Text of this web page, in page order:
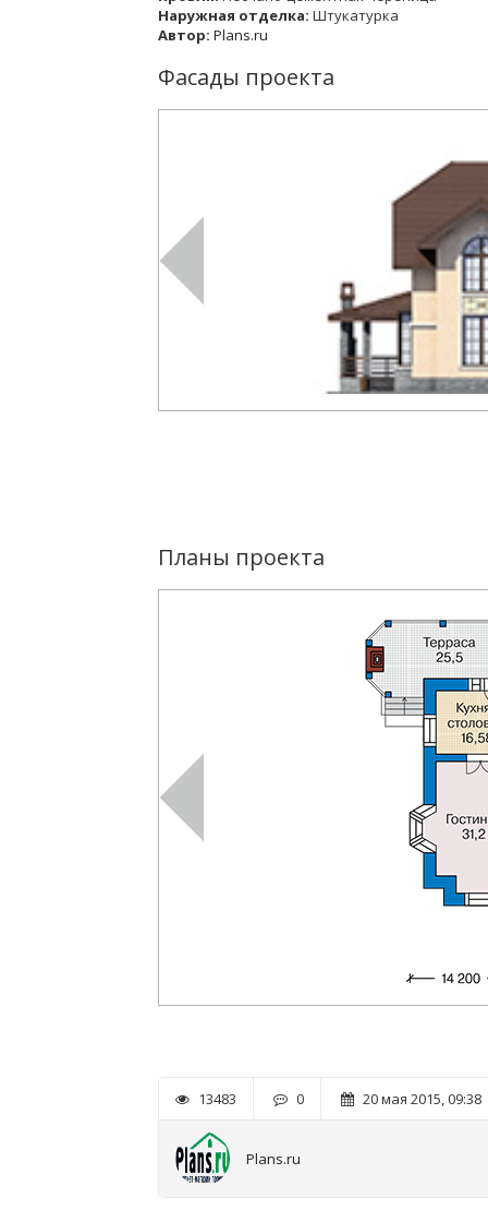
Наружная отделка: Штукатурка
Автор: Plans.ru
Фасады проекта
Планы проекта
13483 0 20 мая 2015, 09:38
Plans.ru